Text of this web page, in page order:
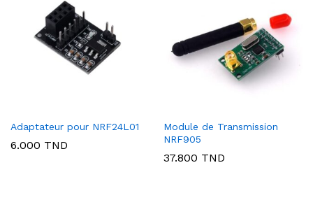
Adaptateur pour NRF24L01
6.000 TND
Module de Transmission
NRF905
37.800 TND